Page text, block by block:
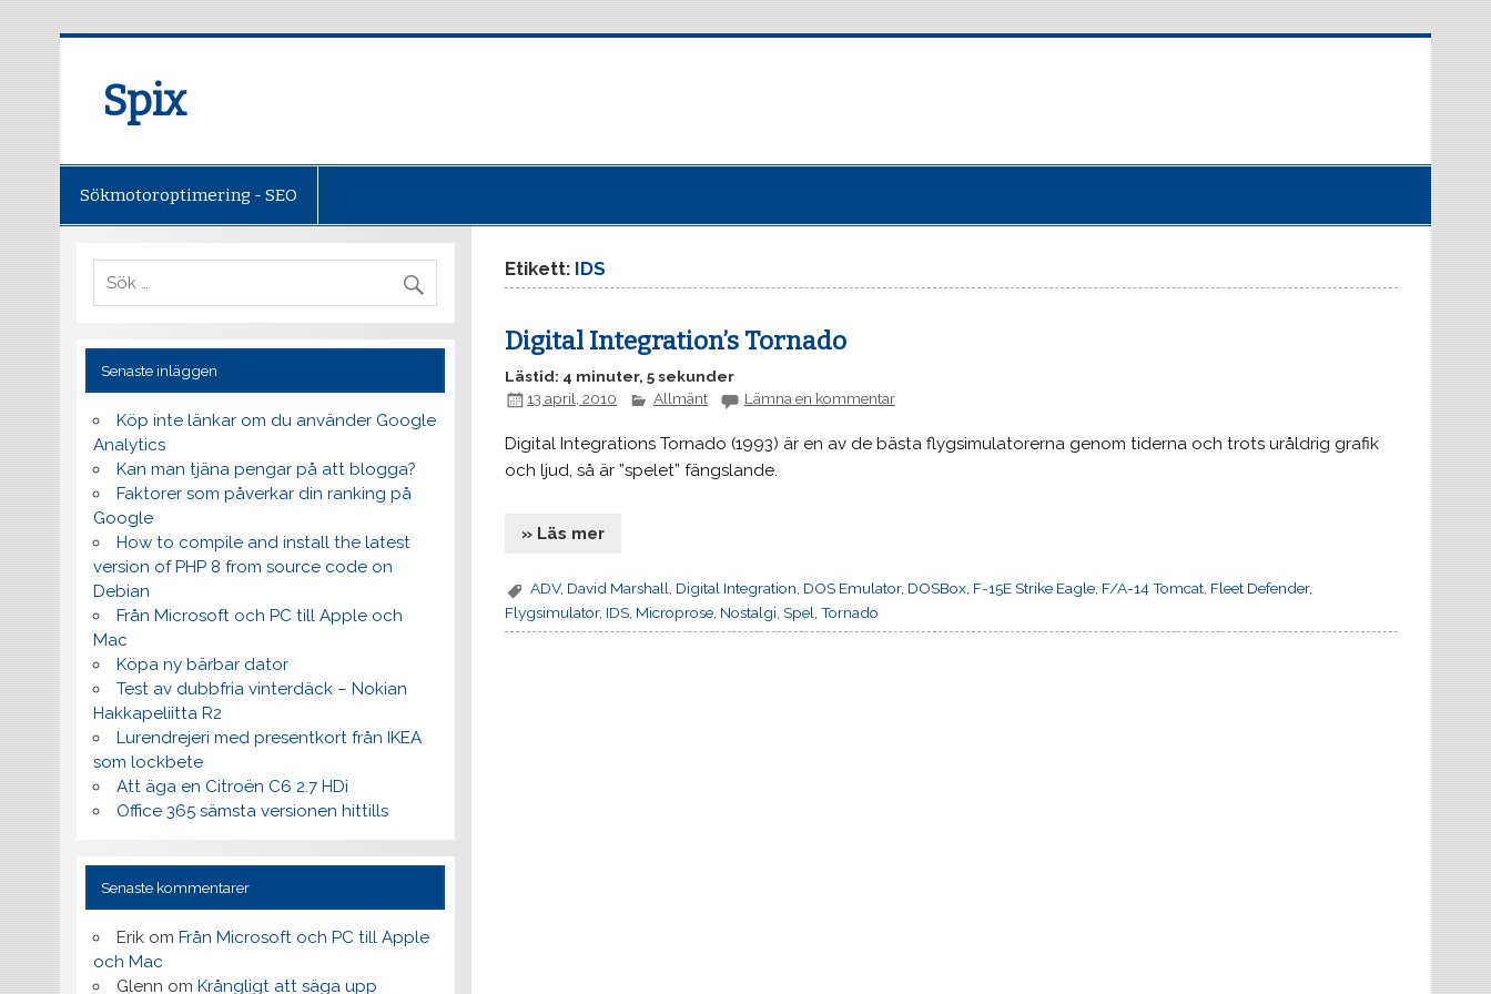
Spix
Sökmotoroptimering - SEO
Etikett: IDS
Digital Integration’s Tornado
Lästid: 4 minuter, 5 sekunder
13 april, 2010
Allmänt Lämna en kommentar
Digital Integrations Tornado (1993) är en av de bästa flygsimulatorerna genom tiderna och trots uråldrig grafik
och ljud, så är ”spelet” fängslande.
» Läs mer
ADV, David Marshall, Digital Integration, DOS Emulator, DOSBox, F-15E Strike Eagle, F/A-14 Tomcat, Fleet Defender,
Flygsimulator, IDS Microprose Nostalgi ,Spel ,Tornado
Senaste inläggen
Köp inte länkar om du använder Google
Analytics
Kan man tjäna pengar på att blogga?
Faktorer som påverkar din ranking på
Google
How to compile and install the latest
version of PHP 8 from source code on
Debian
Från Microsoft och PC till Apple och
Mac
Köpa ny bärbar dator
Test av dubbfria vinterdäck – Nokian
Hakkapeliitta R2
Lurendrejeri med presentkort från IKEA
som lockbete
Att äga en Citroën C6 2.7 HDi
Office 365 sämsta versionen hittills
Senaste kommentarer
Erik omFrån Microsoft och PC till Apple
och Mac
Glenn omKrångligt att säga upp